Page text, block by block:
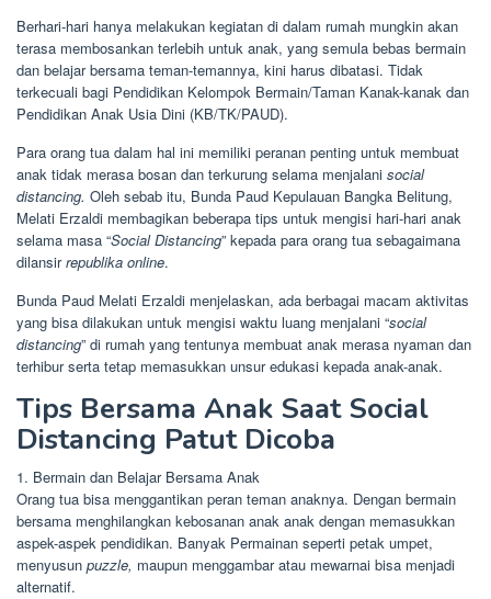
Berhari-hari hanya melakukan kegiatan di dalam rumah mungkin akan
terasa membosankan terlebih untuk anak, yang semula bebas bermain
dan belajar bersama teman-temannya, kini harus dibatasi. Tidak
terkecuali bagi Pendidikan Kelompok Bermain/Taman Kanak-kanak dan
Pendidikan Anak Usia Dini (KB/TK/PAUD).
Para orang tua dalam hal ini memiliki peranan penting untuk membuat
anak tidak merasa bosan dan terkurung selama menjalani social
distancing. Oleh sebab itu, Bunda Paud Kepulauan Bangka Belitung,
Melati Erzaldi membagikan beberapa tips untuk mengisi hari-hari anak
selama masa “Social Distancing” kepada para orang tua sebagaimana
dilansirrepublika online.
Bunda Paud Melati Erzaldi menjelaskan, ada berbagai macam aktivitas
yang bisa dilakukan untuk mengisi waktu luang menjalani “social
distancing” di rumah yang tentunya membuat anak merasa nyaman dan
terhibur serta tetap memasukkan unsur edukasi kepada anak-anak.
Tips Bersama Anak Saat Social
Distancing Patut Dicoba
1. Bermain dan Belajar Bersama Anak
Orang tua bisa menggantikan peran teman anaknya. Dengan bermain
bersama menghilangkan kebosanan anak anak dengan memasukkan
aspek-aspek pendidikan. Banyak Permainan seperti petak umpet,
menyusun puzzle, maupun menggambar atau mewarnai bisa menjadi
alternatif.